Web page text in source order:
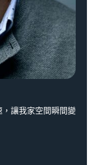
讓我家空間瞬間變